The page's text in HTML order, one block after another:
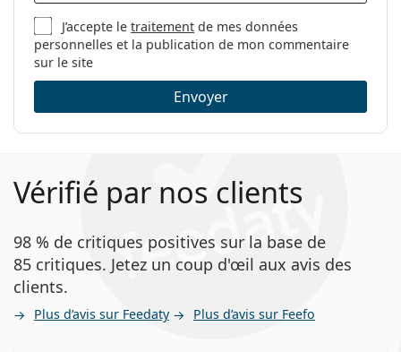
J’accepte letraitement de mes données
personnelles et la publication de mon commentaire
sur le site
Envoyer
Vérifié par nos clients
98 % de critiques positives sur la base de
85 critiques. Jetez un coup d'œil aux avis des
clients.
Plus d’avis sur Feedaty Plus d’avis sur Feefo